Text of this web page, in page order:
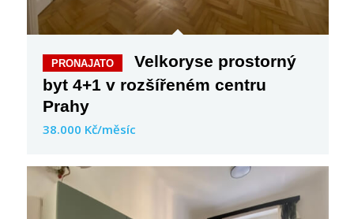
Velkoryse prostorný
byt 4+1 v rozšířeném centru
Prahy
38.000 Kč/měsíc